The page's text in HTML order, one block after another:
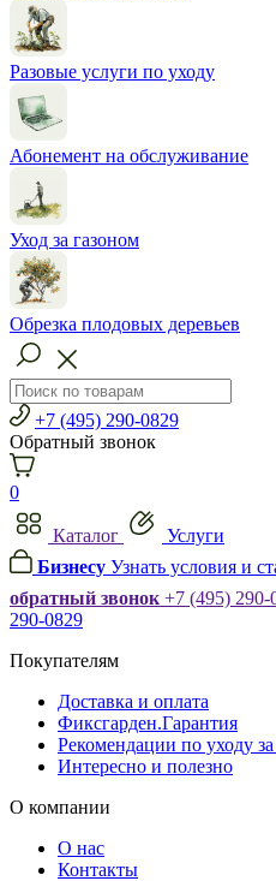
Разовые услуги по уходу
Абонемент на обслуживание
Уход за газоном
Обрезка плодовых деревьев
+7 (495) 290-0829
Обратный звонок
0
Каталог
Услуги
Бизнесу Узнать условия и
обратный звонок +7 (495) 290-
290-0829
Покупателям
Доставка и оплата
Фиксгарден.Гарантия
Рекомендации по уходу
Интересно и полезно
О компании
О нас
Контакты